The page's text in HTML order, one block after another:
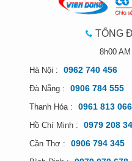
TỔNG
8h00
Hà Nội :
0962 740 456
Đà Nẵng : 0906 784 555
Thanh Hóa : 0961 813 066
Hồ Chí Minh : 0979 208
Cần Thơ : 0906 794 345